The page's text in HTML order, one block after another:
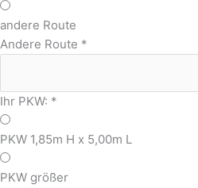
andere Route
Andere Route *
Ihr PKW: *
PKW 1,85m H x 5,00m L
PKW größer